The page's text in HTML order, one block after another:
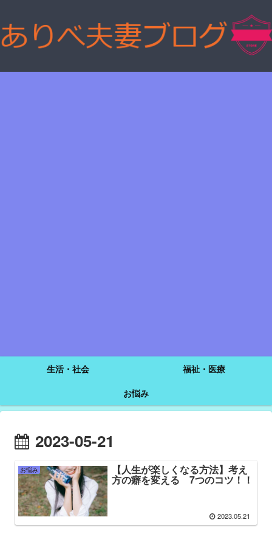
生活・社会
福祉・医療
お悩み
2023-05-21
お悩み 【人生が楽しくなる方法】考え
方の癖を変える 7つのコツ！！
2023.05.21